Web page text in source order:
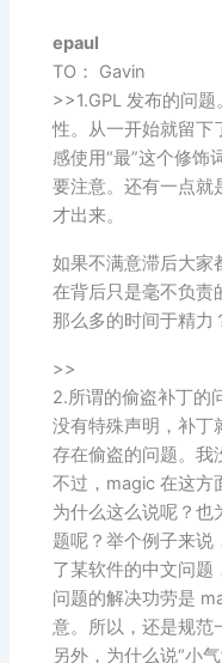
epaul
TO： Gavin
>>1.GPL 发布的问
性。从一开始就留下
感使用“最”这个修饰
要注意。还有一点就
才出来。
如果不满意滞后大家
在背后只是毫不负责
那么多的时间于精力
>>
2.所谓的偷盗补丁的
没有特殊声明，补丁
存在偷盗的问题。我
不过，magic 在这方
为什么这么说呢？也
题呢？举个例子来说
了某软件的中文问题
问题的解决功劳是
意。所以，还是规范
另外，为什么说“小